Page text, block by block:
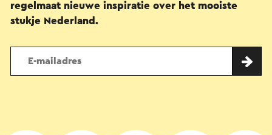
regelmaat nieuwe inspiratie over het mooiste
stukje Nederland.